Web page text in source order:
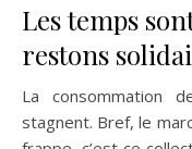
Les temps
restons
La consommation
stagnent. Bref, le